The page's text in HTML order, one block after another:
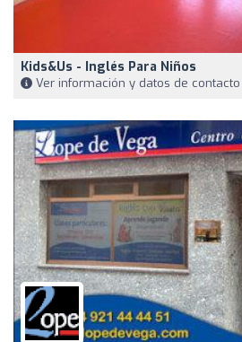
Kids&Us - Inglés Para Niños
Ver información y datos de contacto